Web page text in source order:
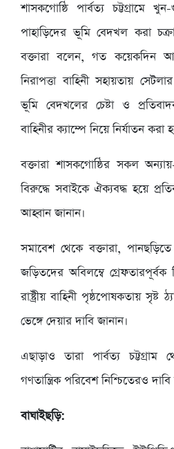
শাসকগোষ্ঠি পার্বত্য চট্টগ্রামে
পাহাড়িদের ভূমি বেদখল করা
বক্তারা বলেন, গত কয়েকদিন
নিরাপত্তা বাহিনী সহায়তায়
ভূমি বেদখলের চেষ্টা ও
বাহিনীর ক্যাম্পে নিয়ে নির্যাতন করা
বক্তারা শাসকগোষ্ঠির সকল
বিরুদ্ধে সবাইকে ঐক্যবদ্ধ হয়ে
আহ্বান জানান।
সমাবেশ থেকে বক্তারা,
জড়িতদের অবিলম্বে গ্রেফতারপূর্বক
রাষ্ট্রীয় বাহিনী পৃষ্ঠপোষকতায় সৃষ্ট
ভেঙ্গে দেয়ার দাবি জানান।
এছাড়াও তারা পার্বত্য চট্টগ্রাম
গণতান্ত্রিক পরিবেশ নিশ্চিতেরও
বাঘাইছড়ি: